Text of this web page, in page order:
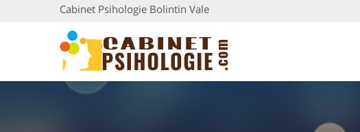
Cabinet Psihologie Bolintin Vale